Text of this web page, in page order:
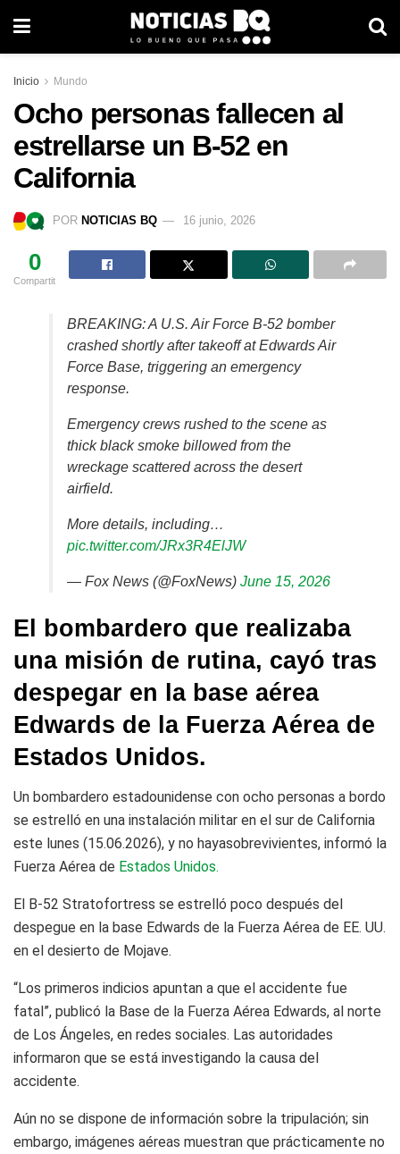
Inicio Mundo
Ocho personas fallecen al
estrellarse un B-52 en
California
POR NOTICIAS BQ 16 junio, 2026
0
Compartit
BREAKING: A U.S. Air Force B-52 bomber
crashed shortly after takeoff at Edwards Air
Force Base, triggering an emergency
response.
Emergency crews rushed to the scene as
thick black smoke billowed from the
wreckage scattered across the desert
airfield.
More details, including…
pic.twitter.com/JRx3R4ElJW
— Fox News (@FoxNews) June 15, 2026
El bombardero que realizaba
una misión de rutina, cayó tras
despegar en la base aérea
Edwards de la Fuerza Aérea de
Estados Unidos.
Un bombardero estadounidense con ocho personas a bordo
se estrelló en una instalación militar en el sur de California
este lunes (15.06.2026), y no hayasobrevivientes, informó la
Fuerza Aérea de Estados Unidos.
El B-52 Stratofortress se estrelló poco después del
despegue en la base Edwards de la Fuerza Aérea de EE. UU.
en el desierto de Mojave.
“Los primeros indicios apuntan a que el accidente fue
fatal”, publicó la Base de la Fuerza Aérea Edwards, al norte
de Los Ángeles, en redes sociales. Las autoridades
informaron que se está investigando la causa del
accidente.
Aún no se dispone de información sobre la tripulación; sin
embargo, imágenes aéreas muestran que prácticamente no